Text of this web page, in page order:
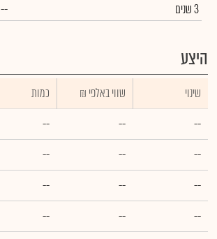
3 שנים
--
היצע
שינוי ₪ שווי באלפי כמות
--
--
--
--
--
--
--
--
--
--
--
--